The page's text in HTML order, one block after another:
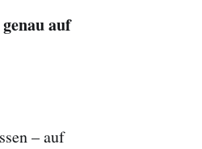
auf
– auf